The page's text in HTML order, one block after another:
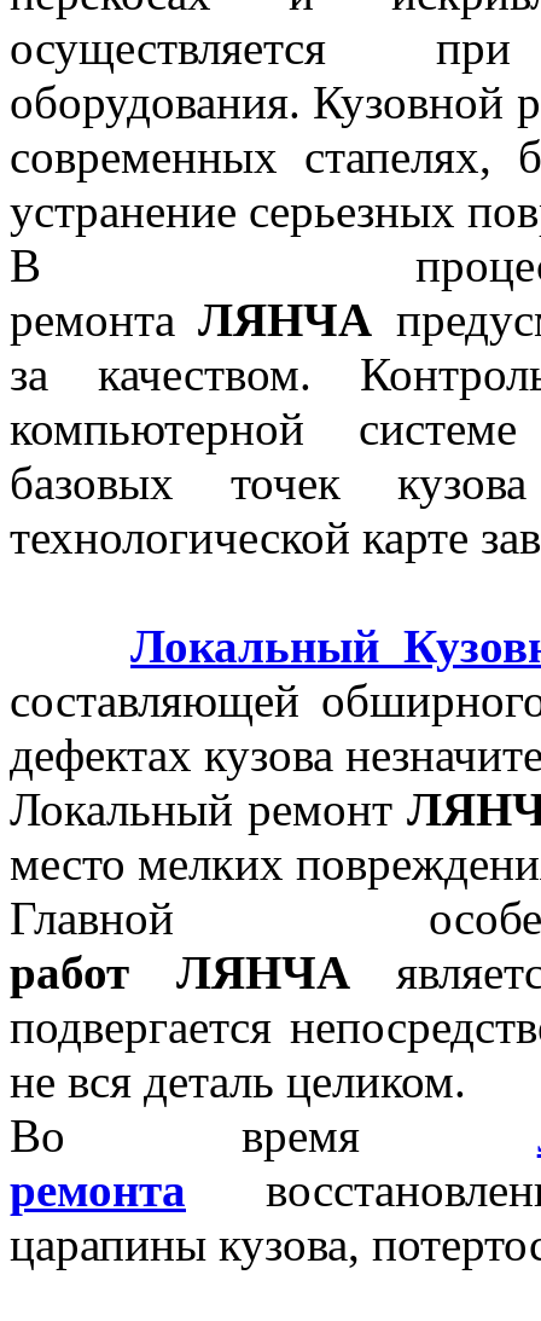
осуществляется
оборудования. Кузовной
современных стапелях,
устранение серьезных
В
ремонтаЛЯНЧА
за качеством.
компьютерной
базовых точек
технологической карте
Локальный
составляющей
дефектах кузова
Локальный ремонт
место мелких
Главной
работ ЛЯНЧА
подвергается
не вся деталь целиком.
Во время
ремонта
царапины кузова,